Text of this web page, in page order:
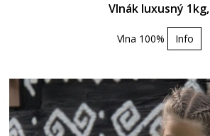
Vlnák luxusný 1kg,
Vlna 100% Info